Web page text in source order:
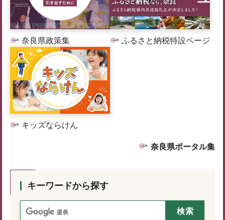
奈良県政策集 ふるさと納税特設ページ
キッズならけん
奈良県ポータル集
キーワードから探す